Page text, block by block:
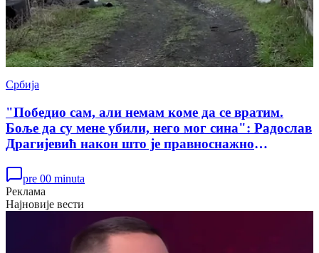
Србија
"Победио сам, али немам коме да се вратим.
Боље да су мене убили, него мог сина": Радослав
Драгијевић након што је правноснажно
pre 00 minuta
Реклама
Најновије вести